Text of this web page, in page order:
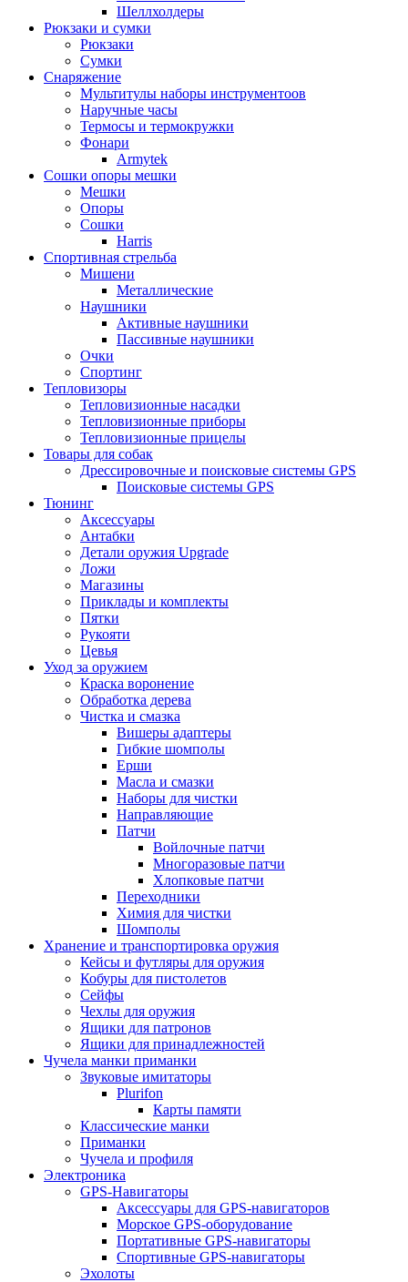
Шеллхолдеры
Рюкзаки и сумки
Рюкзаки
Сумки
Снаряжение
Мультитулы наборы инструментоов
Наручные часы
Термосы и термокружки
Фонари
Armytek
Сошки опоры мешки
Мешки
Опоры
Сошки
Harris
Спортивная стрельба
Мишени
Металлические
Наушники
Активные наушники
Пассивные наушники
Очки
Спортинг
Тепловизоры
Тепловизионные насадки
Тепловизионные приборы
Тепловизионные прицелы
Товары для собак
Дрессировочные и поисковые системы GPS
Поисковые системы GPS
Тюнинг
Аксессуары
Антабки
Детали оружия Upgrade
Ложи
Магазины
Приклады и комплекты
Пятки
Рукояти
Цевья
Уход за оружием
Краска воронение
Обработка дерева
Чистка и смазка
Вишеры адаптеры
Гибкие шомполы
Ерши
Масла и смазки
Наборы для чистки
Направляющие
Патчи
Войлочные патчи
Многоразовые патчи
Хлопковые патчи
Переходники
Химия для чистки
Шомполы
Хранение и транспортировка оружия
Кейсы и футляры для оружия
Кобуры для пистолетов
Сейфы
Чехлы для оружия
Ящики для патронов
Ящики для принадлежностей
Чучела манки приманки
Звуковые имитаторы
Plurifon
Карты памяти
Классические манки
Приманки
Чучела и профиля
Электроника
GPS-Навигаторы
Аксессуары для GPS-навигаторов
Морское GPS-оборудование
Портативные GPS-навигаторы
Спортивные GPS-навигаторы
Эхолоты